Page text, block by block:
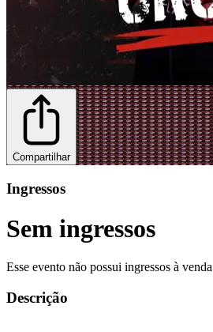
Compartilhar
Ingressos
Sem ingressos
Esse evento não possui ingressos à venda
Descrição